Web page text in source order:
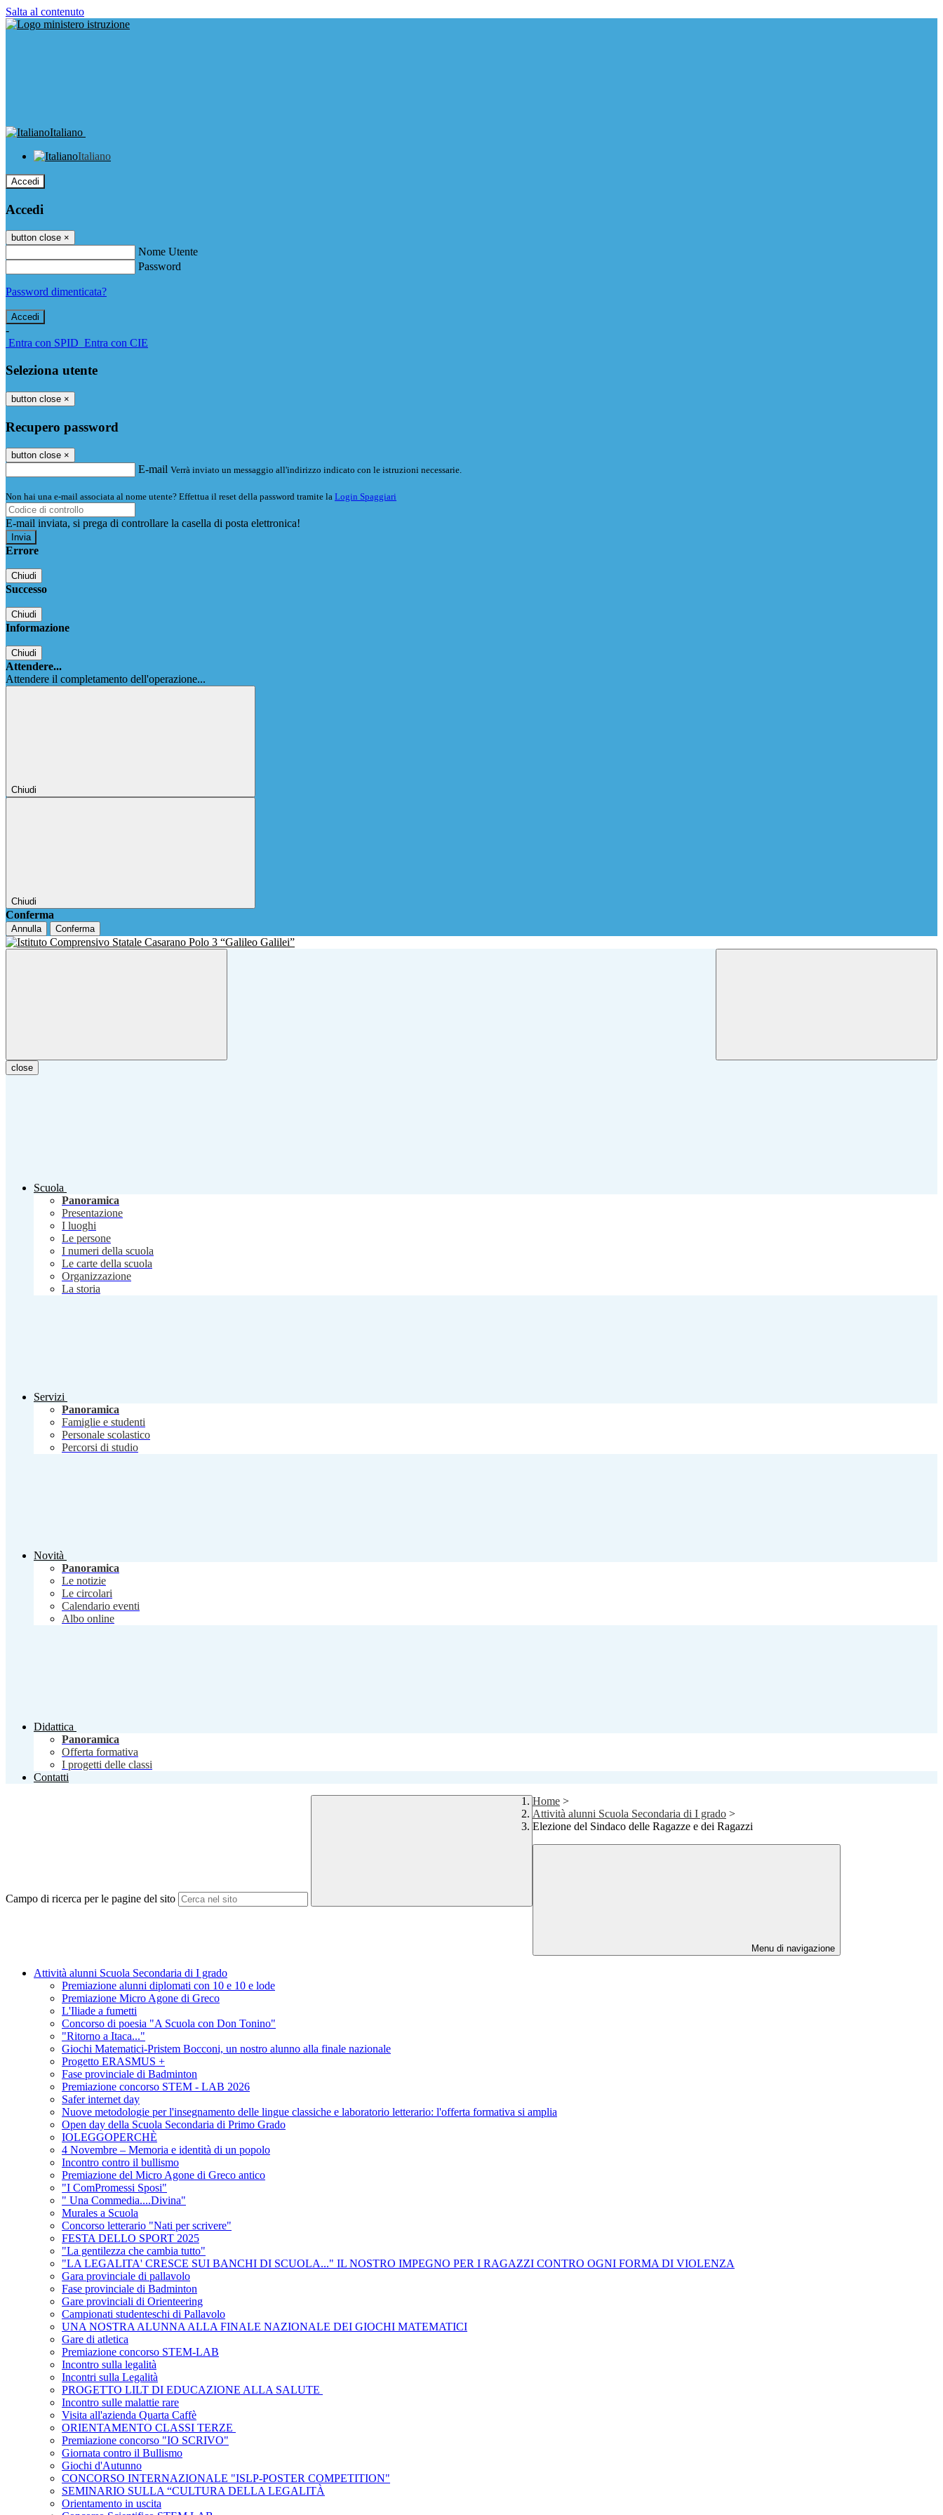
Salta al contenuto
Italiano
Italiano
Accedi
Accedi
button close ×
Nome Utente
Password
Password dimenticata?
-
Entra con SPID Entra con CIE
Seleziona utente
button close ×
Recupero password
button close ×
E-mail Verrà inviato un messaggio all'indirizzo indicato con le istruzioni necessarie.
Non hai una e-mail associata al nome utente? Effettua il reset della password tramite la Login Spaggiari
E-mail inviata, si prega di controllare la casella di posta elettronica!
Errore
Chiudi
Successo
Chiudi
Informazione
Chiudi
Attendere...
Attendere il completamento dell'operazione...
Chiudi
Chiudi
Conferma
Annulla Conferma
close
Scuola
Panoramica
Presentazione
I luoghi
Le persone
I numeri della scuola
Le carte della scuola
Organizzazione
La storia
Servizi
Panoramica
Famiglie e studenti
Personale scolastico
Percorsi di studio
Novità
Panoramica
Le notizie
Le circolari
Calendario eventi
Albo online
Didattica
Panoramica
Offerta formativa
I progetti delle classi
Contatti
Campo di ricerca per le pagine del sito
Home >
Attività alunni Scuola Secondaria di I grado >
Elezione del Sindaco delle Ragazze e dei Ragazzi
Menu di navigazione
Attività alunni Scuola Secondaria di I grado
Premiazione alunni diplomati con 10 e 10 e lode
Premiazione Micro Agone di Greco
L'Iliade a fumetti
Concorso di poesia "A Scuola con Don Tonino"
"Ritorno a Itaca..."
Giochi Matematici-Pristem Bocconi, un nostro alunno alla finale nazionale
Progetto ERASMUS +
Fase provinciale di Badminton
Premiazione concorso STEM - LAB 2026
Safer internet day
Nuove metodologie per l'insegnamento delle lingue classiche e laboratorio letterario: l'offerta formativa si amplia
Open day della Scuola Secondaria di Primo Grado
IOLEGGOPERCHÈ
4 Novembre – Memoria e identità di un popolo
Incontro contro il bullismo
Premiazione del Micro Agone di Greco antico
"I ComPromessi Sposi"
" Una Commedia....Divina"
Murales a Scuola
Concorso letterario "Nati per scrivere"
FESTA DELLO SPORT 2025
"La gentilezza che cambia tutto"
"LA LEGALITA' CRESCE SUI BANCHI DI SCUOLA..." IL NOSTRO IMPEGNO PER I RAGAZZI CONTRO OGNI FORMA DI VIOLENZA
Gara provinciale di pallavolo
Fase provinciale di Badminton
Gare provinciali di Orienteering
Campionati studenteschi di Pallavolo
UNA NOSTRA ALUNNA ALLA FINALE NAZIONALE DEI GIOCHI MATEMATICI
Gare di atletica
Premiazione concorso STEM-LAB
Incontro sulla legalità
Incontri sulla Legalità
PROGETTO LILT DI EDUCAZIONE ALLA SALUTE
Incontro sulle malattie rare
Visita all'azienda Quarta Caffè
ORIENTAMENTO CLASSI TERZE
Premiazione concorso "IO SCRIVO"
Giornata contro il Bullismo
Giochi d'Autunno
CONCORSO INTERNAZIONALE "ISLP-POSTER COMPETITION"
SEMINARIO SULLA “CULTURA DELLA LEGALITÀ
Orientamento in uscita